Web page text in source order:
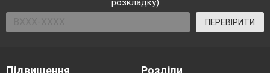
розкладку)
ПЕРЕВІРИТИ
Підвищення
Розділи